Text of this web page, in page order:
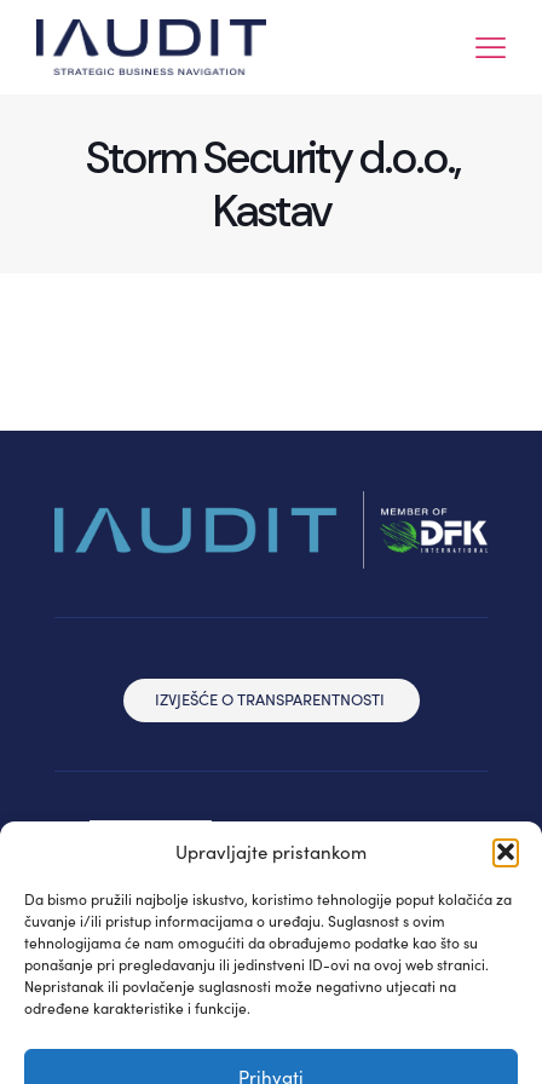
Upravljajte pristankom
Da bismo pružili najbolje iskustvo, koristimo tehnologije poput kolačića za
čuvanje i/ili pristup informacijama o uređaju. Suglasnost s ovim
tehnologijama će nam omogućiti da obrađujemo podatke kao što su
ponašanje pri pregledavanju ili jedinstveni ID-ovi na ovoj web stranici.
Nepristanak ili povlačenje suglasnosti može negativno utjecati na
određene karakteristike i funkcije.
Prihvati
Storm Security d.o.o.,
Kastav
IZVJEŠĆE O TRANSPARENTNOSTI